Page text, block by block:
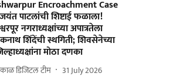
Encroachment Case
पाटलांची शिष्टाई फळाला!
नगराध्यक्षांच्या अपात्रतेला
शिंदेंची स्थगिती; शिवसेनेच्या
मोठा दणका
डिजिटल टीम 31 July 2026